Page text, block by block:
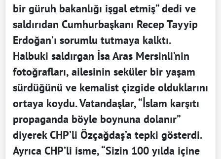
bir güruh bakanlığı işgal etmiş” dedi ve
saldırıdan Cumhurbaşkanı Recep Tayyip
Erdoğan’ı sorumlu tutmaya kalktı.
Halbuki saldırgan İsa Aras Mersinli’nin
fotoğrafları, ailesinin seküler bir yaşam
sürdüğünü ve kemalist çizgide olduklarını
ortaya koydu. Vatandaşlar, “İslam karşıtı
propaganda böyle boynuna dolanır”
diyerek CHP’li Özçağdaş’a tepki gösterdi.
Ayrıca CHP’li isme, “Sizin 100 yılda içine